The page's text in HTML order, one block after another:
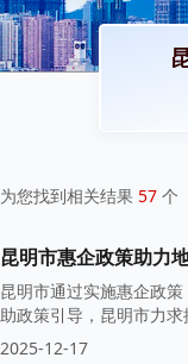
为您找到相关结果 57 个
昆明市惠企政策助力
昆明市通过实施惠企政
助政策引导，昆明市力
2025-12-17